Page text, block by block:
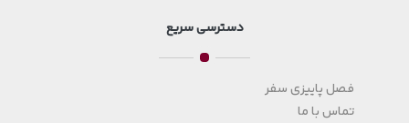
دسترسی سریع
فصل پاییزی سفر
تماس با ما